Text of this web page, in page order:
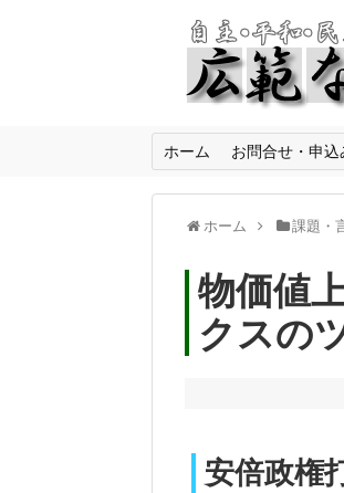
ホーム お問合せ・申込
ホーム 課題・
物価値
クスの
安倍政権